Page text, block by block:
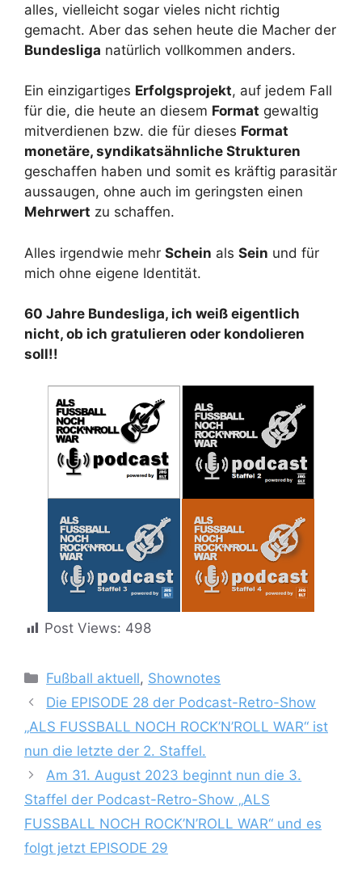
alles, vielleicht sogar vieles nicht richtig
gemacht. Aber das sehen heute die Macher der
Bundesliga natürlich vollkommen anders.
Ein einzigartiges Erfolgsprojekt, auf jedem Fall
für die, die heute an diesem Format gewaltig
mitverdienen bzw. die für dieses Format
monetäre, syndikatsähnliche Strukturen
geschaffen haben und somit es kräftig parasitär
aussaugen, ohne auch im geringsten einen
Mehrwert zu schaffen.
Alles irgendwie mehr Schein als Sein und für
mich ohne eigene Identität.
60 Jahre Bundesliga, ich weiß eigentlich
nicht, ob ich gratulieren oder kondolieren
soll!!
Post Views: 498
Kategorien
Fußball aktuell, Shownotes
Die EPISODE 28 der Podcast-Retro-Show
„ALS FUSSBALL NOCH ROCK’N’ROLL WAR“ ist
nun die letzte der 2. Staffel.
Am 31. August 2023 beginnt nun die 3.
Staffel der Podcast-Retro-Show „ALS
FUSSBALL NOCH ROCK’N’ROLL WAR“ und es
folgt jetzt EPISODE 29